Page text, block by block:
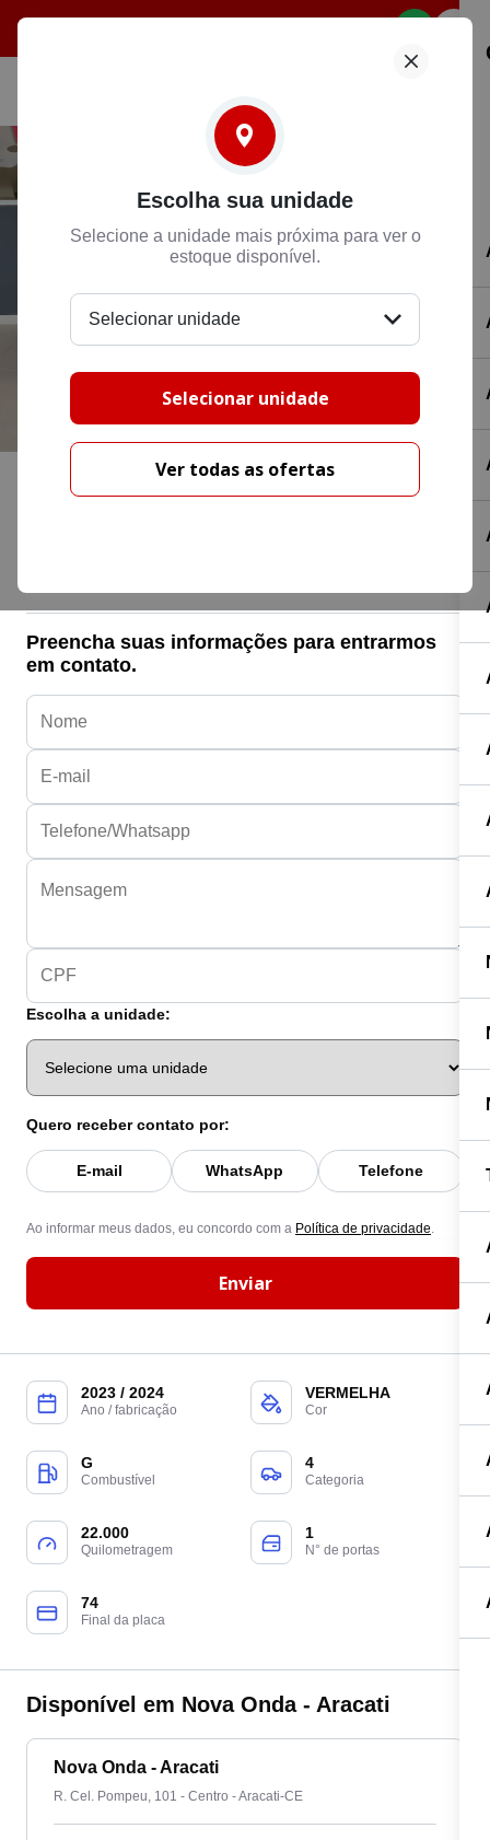
2023 / 2024
Ano / fabricação
VERMELHA
Cor
G
Combustível
4
Categoria
22.000
Quilometragem
1
N° de portas
74
Final da placa
Disponível em Nova Onda - Aracati
Nova Onda - Aracati
R. Cel. Pompeu, 101 - Centro - Aracati-CE
Preencha suas informações para entrarmos
em contato.
Escolha a unidade:
Quero receber contato por:
E-mail WhatsApp Telefone
Ao informar meus dados, eu concordo com a Política de privacidade.
Enviar
Escolha sua unidade
Selecione a unidade mais próxima para ver o
estoque disponível.
Selecionar unidade
Selecionar unidade
Ver todas as ofertas